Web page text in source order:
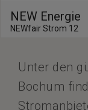
NEW Energie
NEWfair Strom 12
Unter den
Bochum